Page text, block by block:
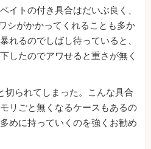
イトの付き具合はだいぶ良く、
シがかかってくれることも多か
れるのでしばし待っていると、
したのでアワせると重さが無く
切られてしまった。こんな具合
リごと無くなるケースもあるの
めに持っていくのを強くお勧め